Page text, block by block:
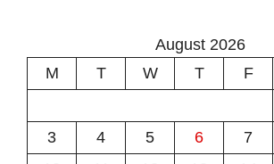
August 2026
M
T W T F
3
4 5 6 7